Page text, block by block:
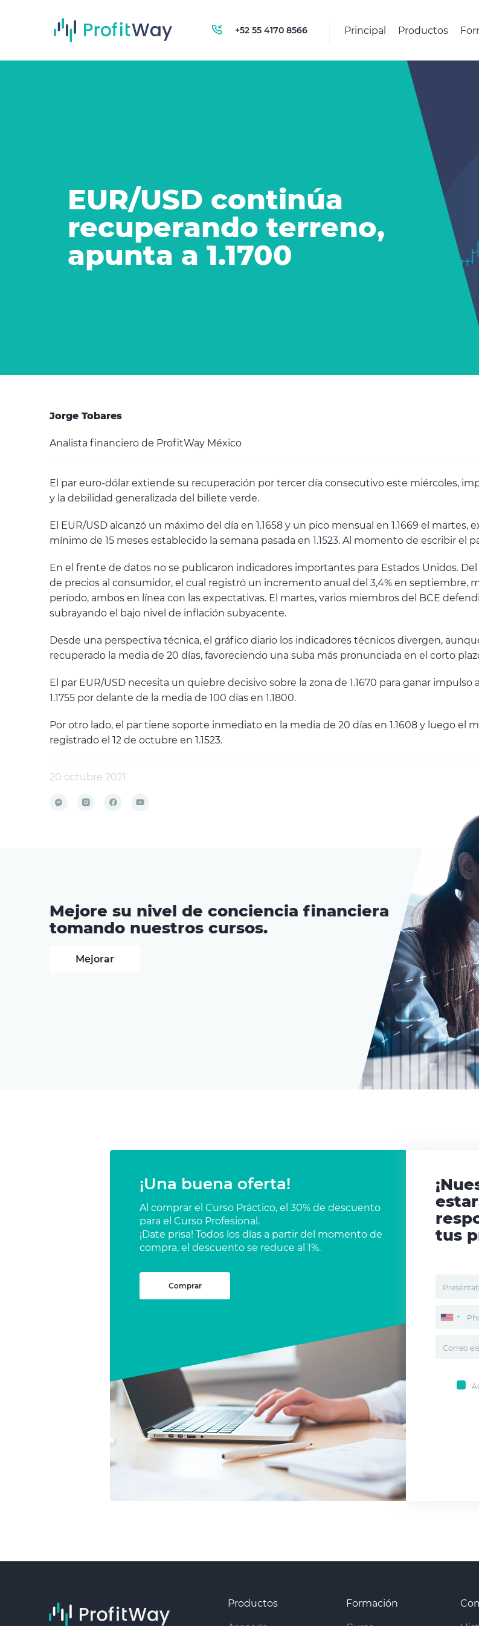
EUR/USD continúa
recuperando terreno,
apunta a 1.1700
Jorge Tobares
Analista financiero de ProfitWay México
El par euro-dólar extiende su recuperación por tercer día consecutivo este miércoles,
y la debilidad generalizada del billete verde.
El EUR/USD alcanzó un máximo del día en 1.1658 y un pico mensual en 1.1669 el
mínimo de 15 meses establecido la semana pasada en 1.1523. Al momento de escribir el
En el frente de datos no se publicaron indicadores importantes para Estados Unidos.
de precios al consumidor, el cual registró un incremento anual del 3,4% en septiembre,
período, ambos en línea con las expectativas. El martes, varios miembros del BCE
subrayando el bajo nivel de inflación subyacente.
Desde una perspectiva técnica, el gráfico diario los indicadores técnicos divergen,
recuperado la media de 20 días, favoreciendo una suba más pronunciada en el corto
El par EUR/USD necesita un quiebre decisivo sobre la zona de 1.1670 para ganar
1.1755 por delante de la media de 100 días en 1.1800.
Por otro lado, el par tiene soporte inmediato en la media de 20 días en 1.1608 y luego el
registrado el 12 de octubre en 1.1523.
20 octubre 2021
Mejore su nivel de conciencia financiera
tomando nuestros cursos.
Mejorar
¡Una buena oferta!
Al comprar el Curso Práctico, el 30% de descuento
para el Curso Profesional.
¡Date prisa! Todos los días a partir del momento de
compra, el descuento se reduce al 1%.
Comprar
tus
+52 55 4170 8566 Principal Productos
Productos Formación